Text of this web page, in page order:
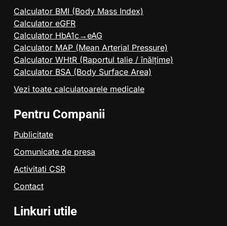
Calculator BMI (Body Mass Index)
Calculator eGFR
Calculator HbA1c→eAG
Calculator MAP (Mean Arterial Pressure)
Calculator WHtR (Raportul talie / înălțime)
Calculator BSA (Body Surface Area)
Vezi toate calculatoarele medicale
Pentru Companii
Publicitate
Comunicate de presa
Activitati CSR
Contact
Linkuri utile